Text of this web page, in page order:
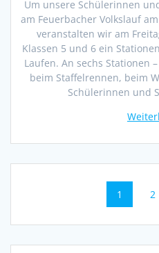
Um unsere Schülerinnen
am Feuerbacher Volkslauf
veranstalten wir am
Klassen 5 und 6 ein
Laufen. An sechs Stationen
beim Staffelrennen, beim
Schülerinnen und
Seite
1 2